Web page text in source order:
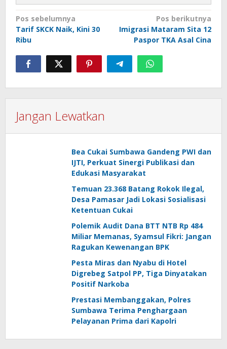
Navigasi
pos
Pos sebelumnya
Tarif SKCK Naik, Kini 30
Ribu
Pos berikutnya
Imigrasi Mataram Sita 12
Paspor TKA Asal Cina
Jangan Lewatkan
Bea Cukai Sumbawa Gandeng PWI dan
IJTI, Perkuat Sinergi Publikasi dan
Edukasi Masyarakat
Temuan 23.368 Batang Rokok Ilegal,
Desa Pamasar Jadi Lokasi Sosialisasi
Ketentuan Cukai
Polemik Audit Dana BTT NTB Rp 484
Miliar Memanas, Syamsul Fikri: Jangan
Ragukan Kewenangan BPK
Pesta Miras dan Nyabu di Hotel
Digrebeg Satpol PP, Tiga Dinyatakan
Positif Narkoba
Prestasi Membanggakan, Polres
Sumbawa Terima Penghargaan
Pelayanan Prima dari Kapolri